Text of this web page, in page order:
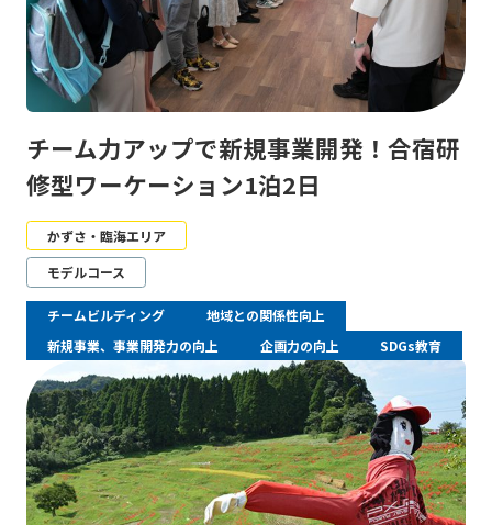
チーム力アップで新規事業開発！合宿研
修型ワーケーション1泊2日
かずさ・臨海エリア
モデルコース
チームビルディング
地域との関係性向上
新規事業、事業開発力の向上
企画力の向上 SDGs教育